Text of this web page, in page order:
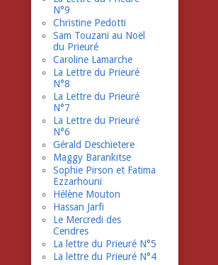
N°9
Christine Pedotti
Sam Touzani au Noël
du Prieuré
Caroline Lamarche
La Lettre du Prieuré
N°8
La Lettre du Prieuré
N°7
La Lettre du Prieuré
N°6
Gérald Deschietere
Maggy Barankitse
Sophie Pirson et Fatima
Ezzarhouni
Hélène Mouton
Hassan Jarfi
Le Mercredi des
Cendres
La lettre du Prieuré N°5
La lettre du Prieuré N°4